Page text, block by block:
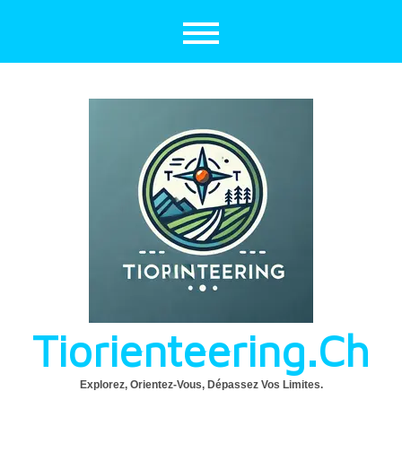
Tiorienteering.ch
Explorez, Orientez-Vous, Dépassez Vos Limites.